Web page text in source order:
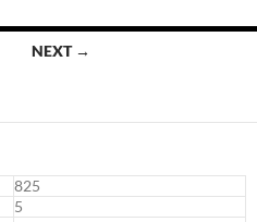
NEXT →
825
5